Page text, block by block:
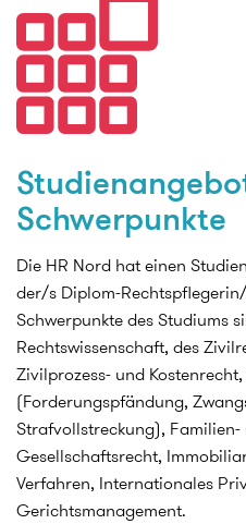
Schwerpunkte
Die HR Nord hat einen
der/s Diplom-
Schwerpunkte des Studiums
Rechtswissenschaft, des
Zivilprozess- und
(Forderungspfändung,
Strafvollstreckung),
Gesellschaftsrecht,
Verfahren, Internationales
Gerichtsmanagement.